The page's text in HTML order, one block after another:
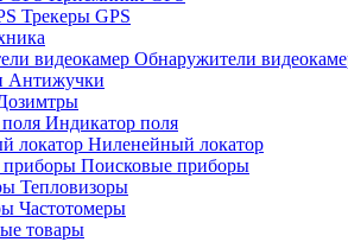
Трекеры GPS
Обнаружители
Антижучки
Индикатор поля
Ниленейный локатор
Поисковые приборы
Тепловизоры
Частотомеры
товары